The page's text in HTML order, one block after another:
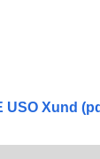
USO Xund